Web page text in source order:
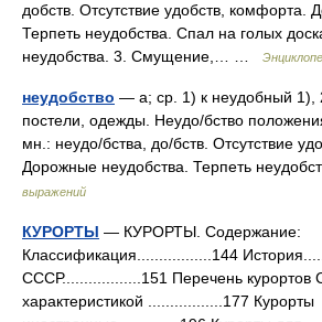
добств. Отсутствие удобств, комфорта.
Терпеть неудобства. Спал на голых
неудобства. 3. Смущение,… …
неудобство — а; ср. 1) к неудобный 1),
постели, одежды. Неудо/бство
мн.: неудо/бства, до/бств. Отсутствие
Дорожные неудобства. Терпеть
выражений
КУРОРТЫ — КУРОРТЫ. Содержание:
Классификация.................144
СССР..................151 Перечень курортов
характеристикой .................177 Курорты